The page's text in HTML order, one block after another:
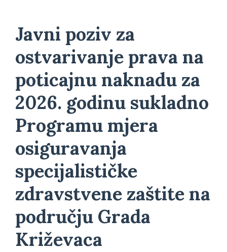
Javni poziv za
ostvarivanje prava na
poticajnu naknadu za
2026. godinu sukladno
Programu mjera
osiguravanja
specijalističke
zdravstvene zaštite na
području Grada
Križevaca